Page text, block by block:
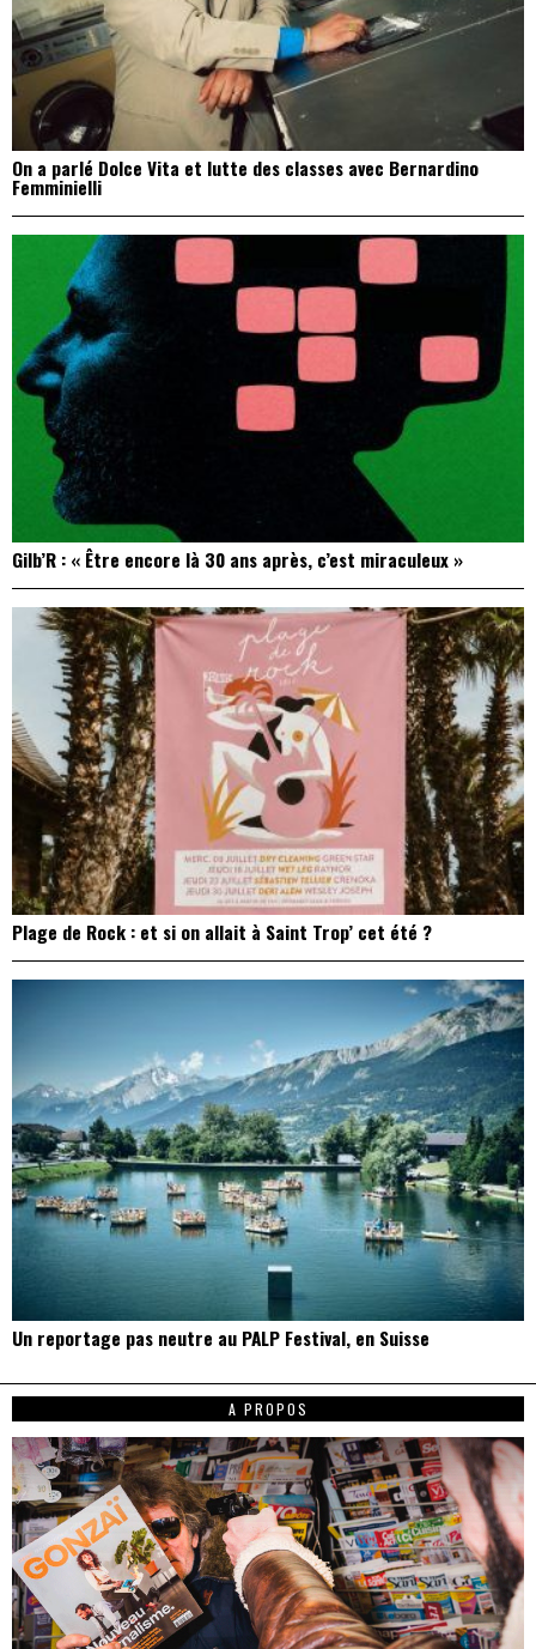
On a parlé Dolce Vita et lutte des classes avec Bernardino
Femminielli
Gilb’R : « Être encore là 30 ans après, c’est miraculeux »
Plage de Rock : et si on allait à Saint Trop’ cet été ?
Un reportage pas neutre au PALP Festival, en Suisse
A PROPOS